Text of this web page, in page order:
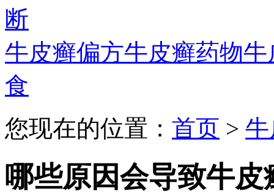
断
牛皮癣偏方牛皮癣药物牛
食
您现在的位置： 首页 >
哪些原因会导致牛皮